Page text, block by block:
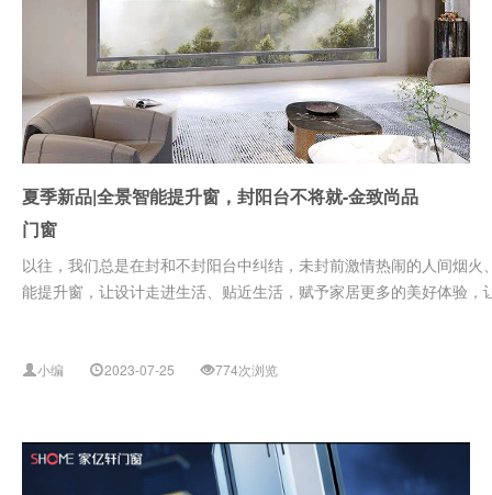
夏季新品|全景智能提升窗，封阳台不将就-金致尚品
门窗
以往，我们总是在封和不封阳台中纠结，未封前激情热闹的人间烟
能提升窗，让设计走进生活、贴近生活，赋予家居更多的美好体验，
小编 2023-07-25 774次浏览